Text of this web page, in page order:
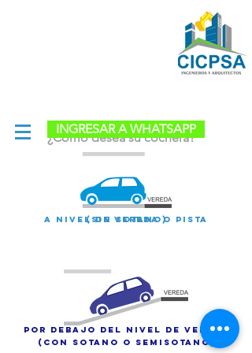
INGRESAR A WHATSAPP
¿Como desea su cochera?
A nivel de vereda o pista
(SIN SOTANO)
(CON SOTANO O SEMISOTANO)
Por debajo del nivel de vereda